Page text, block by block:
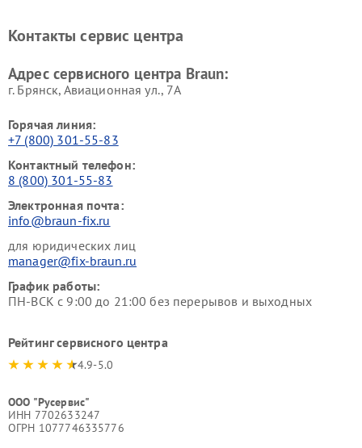
Контакты сервис центра
Адрес сервисного центра Braun:
г. Брянск, Авиационная ул., 7А
Горячая линия:
+7 (800) 301-55-83
Контактный телефон:
8 (800) 301-55-83
Электронная почта:
info@braun-fix.ru
для юридических лиц
manager@fix-braun.ru
График работы:
ПН-ВСК с 9:00 до 21:00 без перерывов и выходных
Рейтинг сервисного центра
4.9-5.0
ООО "Русервис"
ИНН 7702633247
ОГРН 1077746335776